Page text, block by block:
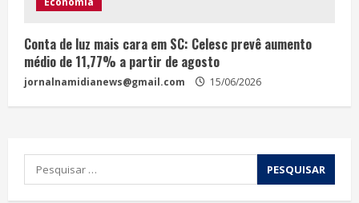
Conta de luz mais cara em SC: Celesc prevê aumento
médio de 11,77% a partir de agosto
jornalnamidianews@gmail.com 15/06/2026